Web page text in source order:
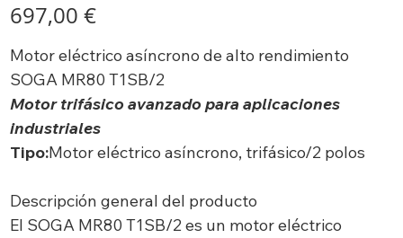
697,00 €
Motor eléctrico asíncrono de alto rendimiento
SOGA MR80 T1SB/2
Motor trifásico avanzado para aplicaciones
industriales
Tipo:Motor eléctrico asíncrono, trifásico/2 polos
Descripción general del producto
El SOGA MR80 T1SB/2 es un motor eléctrico